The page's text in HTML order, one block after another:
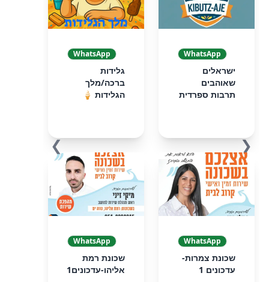
❮
WhatsApp
ישראלים
שאוהבים
תרבות ספרדית
WhatsApp
גלידות
ברכה/מלך
הגלידות 🍦
WhatsApp
שכונת צמרות-
עדכונים 1
WhatsApp
שכונת רמת
אליהו-עדכונים1
❯